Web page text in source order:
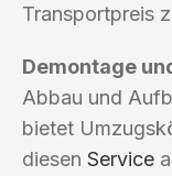
Transportpreis
Demontage
Abbau und
bietet
diesen Service